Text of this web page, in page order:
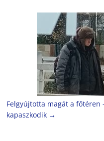
Felgyújtotta magát a főtéren
kapaszkodik →